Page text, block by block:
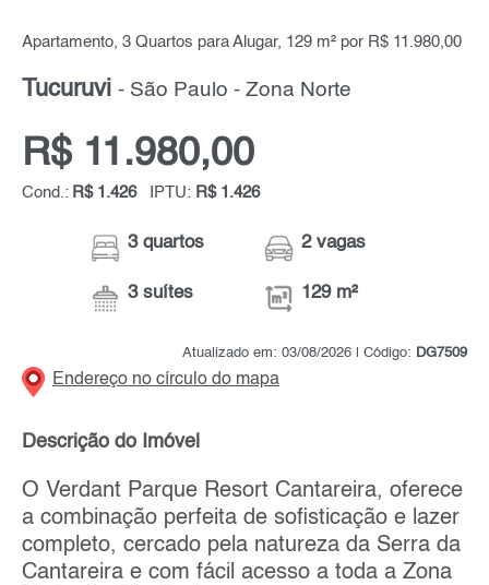
Apartamento, 3 Quartos para Alugar, 129 m² por R$ 11.980,00
Tucuruvi - São Paulo - Zona Norte
R$ 11.980,00
Cond.: R$ 1.426 IPTU: R$ 1.426
3 quartos
3 suítes
2 vagas
129 m²
Atualizado em: 03/08/2026 | Código: DG7509
Endereço no círculo do mapa
Descrição do Imóvel
O Verdant Parque Resort Cantareira, oferece
a combinação perfeita de sofisticação e lazer
completo, cercado pela natureza da Serra da
Cantareira e com fácil acesso a toda a Zona